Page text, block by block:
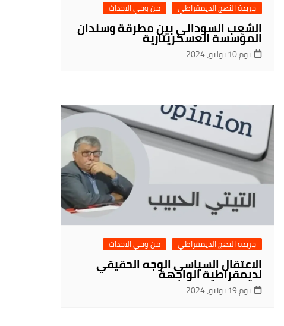
جريدة النهج الديمقراطي من وحي الاحداث
الشعب السوداني بين مطرقة وسندان
المؤسسة العسكريتارية
يوم 10 يوليو، 2024
جريدة النهج الديمقراطي من وحي الاحداث
الاعتقال السياسي الوجه الحقيقي
لديمقراطية الواجهة
يوم 19 يونيو، 2024